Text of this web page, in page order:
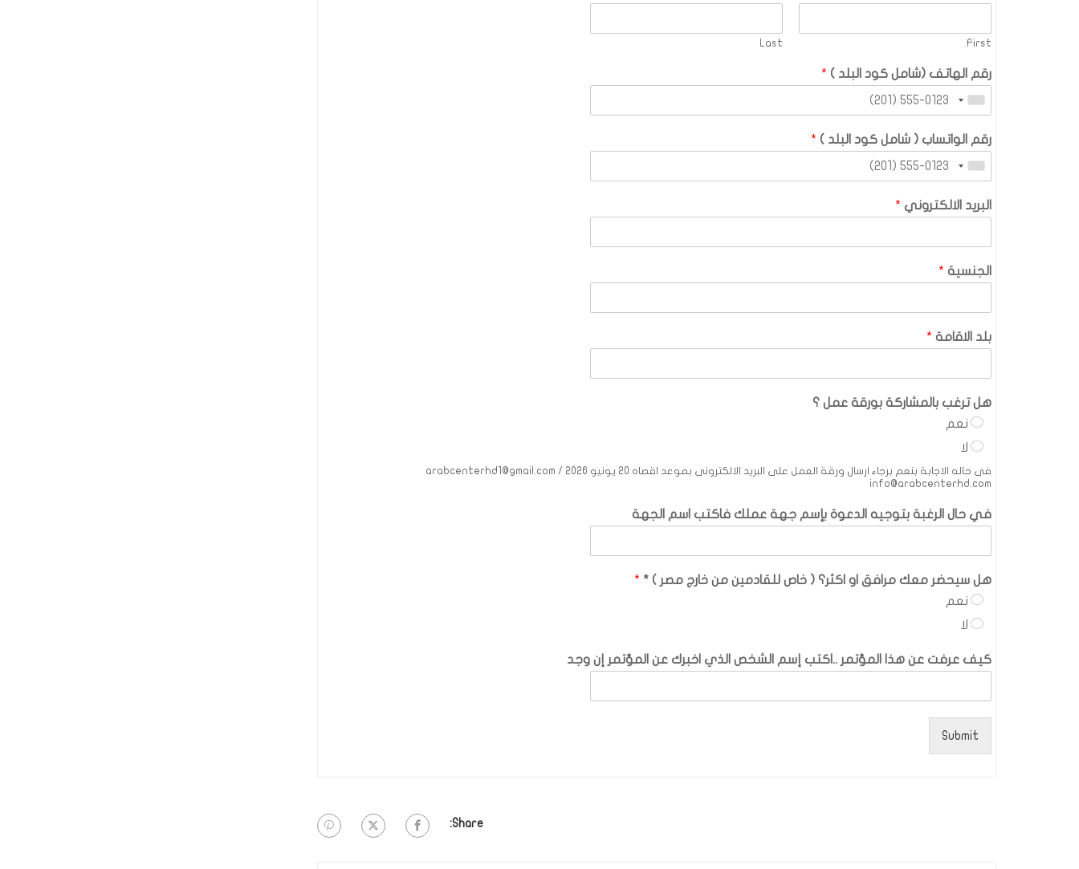
First
Last
رقم الهاتف (شامل كود البلد ) *
رقم الواتساب ( شامل كود البلد ) *
البريد الالكتروني *
الجنسية *
بلد الاقامة *
هل ترغب بالمشاركة بورقة عمل ؟
نعم
لا
فى حاله الاجابة بنعم برجاء ارسال ورقة العمل على البريد الالكترونى بموعد اقصاه 20 يونيو 2026 arabcenterhd1@gmail.com /
info@arabcenterhd.com
في حال الرغبة بتوجيه الدعوة بإسم جهة عملك فاكتب اسم الجهة
هل سيحضر معك مرافق او اكثر؟ ( خاص للقادمين من خارج مصر ) * *
نعم
لا
كيف عرفت عن هذا المؤتمر ..اكتب إسم الشخص الذي اخبرك عن المؤتمر إن وجد
Submit
Share: